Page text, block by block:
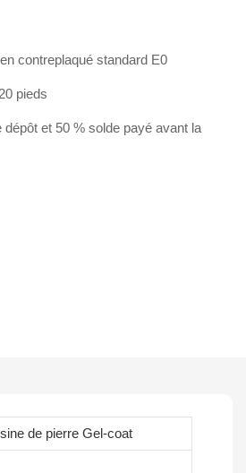
contreplaqué standard E0
pieds
et 50 % solde payé avant la
de pierre Gel-coat